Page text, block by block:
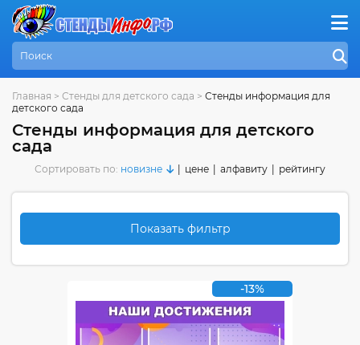
Главная > Стенды для детского сада > Стенды информация для
детского сада
Стенды информация для детского
сада
Сортировать по: новизне цене алфавиту рейтингу
Показать фильтр
-13%